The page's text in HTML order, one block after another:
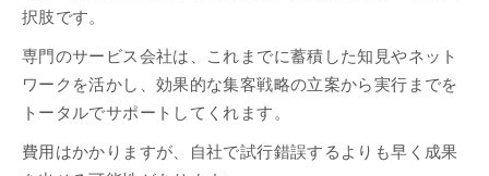
択肢です。
専門のサービス会社は、これまでに蓄積した知見やネット
ワークを活かし、効果的な集客戦略の立案から実行までを
トータルでサポートしてくれます。
費用はかかりますが、自社で試行錯誤するよりも早く成果